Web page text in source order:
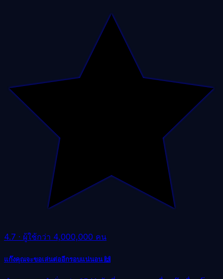
4.7 · ผู้ใช้กว่า 4,000,000 คน
แก๊งคุณจะขอเล่นต่ออีกรอบแน่นอน 🙌